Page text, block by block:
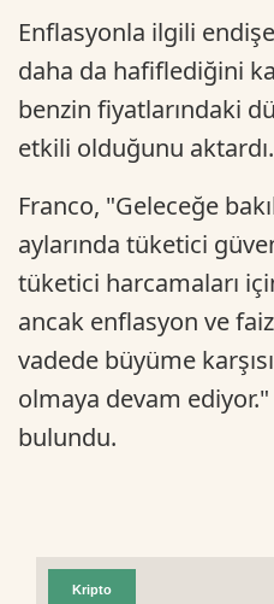
Enflasyonla ilgili
daha da hafiflediğini
benzin fiyatlarındaki
etkili olduğunu aktardı.
Franco, "Geleceğe
aylarında tüketici
tüketici harcamaları
ancak enflasyon ve faiz
vadede büyüme
olmaya devam
bulundu.
Kripto